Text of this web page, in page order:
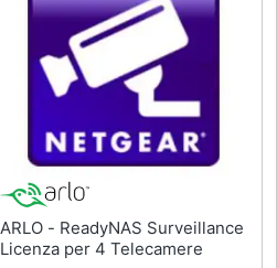
ARLO - ReadyNAS Surveillance
Licenza per 4 Telecamere